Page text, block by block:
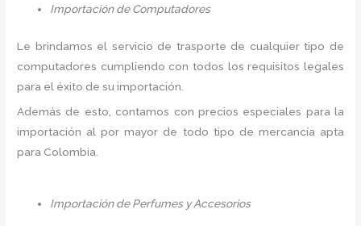
Importación de Computadores
Le brindamos el servicio de trasporte de cualquier tipo de
computadores cumpliendo con todos los requisitos legales
para el éxito de su importación.
Además de esto, contamos con precios especiales para la
importación al por mayor de todo tipo de mercancía apta
para Colombia.
Importación de Perfumes y Accesorios